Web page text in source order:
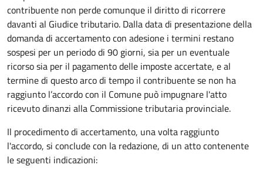
contribuente non perde comunque il diritto di ricorrere
davanti al Giudice tributario. Dalla data di presentazione della
domanda di accertamento con adesione i termini restano
sospesi per un periodo di 90 giorni, sia per un eventuale
ricorso sia per il pagamento delle imposte accertate, e al
termine di questo arco di tempo il contribuente se non ha
raggiunto l’accordo con il Comune può impugnare l'atto
ricevuto dinanzi alla Commissione tributaria provinciale.
Il procedimento di accertamento, una volta raggiunto
l'accordo, si conclude con la redazione, di un atto contenente
le seguenti indicazioni: